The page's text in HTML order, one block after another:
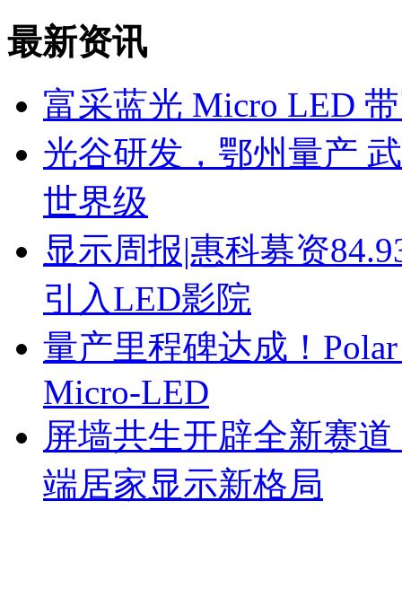
最新资讯
富采蓝光 Micro LED
光谷研发，鄂州量产
世界级
显示周报|惠科募资
引入LED影院
量产里程碑达成！
Micro-LED
屏墙共生开辟全新赛
端居家显示新格局